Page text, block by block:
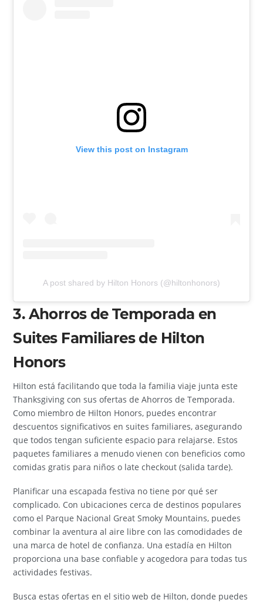
View this post on Instagram
A post shared by Hilton Honors (@hiltonhonors)
3. Ahorros de Temporada en
Suites Familiares de Hilton
Honors
Hilton está facilitando que toda la familia viaje junta este
Thanksgiving con sus ofertas de Ahorros de Temporada.
Como miembro de Hilton Honors, puedes encontrar
descuentos significativos en suites familiares, asegurando
que todos tengan suficiente espacio para relajarse. Estos
paquetes familiares a menudo vienen con beneficios como
comidas gratis para niños o late checkout (salida tarde).
Planificar una escapada festiva no tiene por qué ser
complicado. Con ubicaciones cerca de destinos populares
como el Parque Nacional Great Smoky Mountains, puedes
combinar la aventura al aire libre con las comodidades de
una marca de hotel de confianza. Una estadía en Hilton
proporciona una base confiable y acogedora para todas tus
actividades festivas.
Busca estas ofertas en el sitio web de Hilton, donde puedes